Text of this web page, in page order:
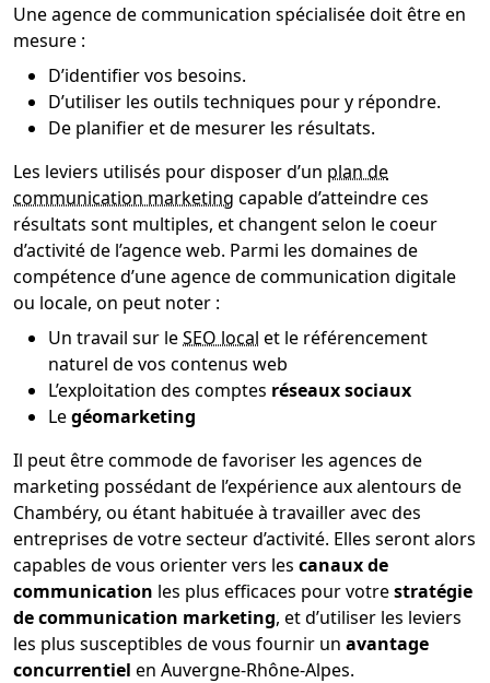
Une agence de communication spécialisée doit être en
mesure :
D’identifier vos besoins.
D’utiliser les outils techniques pour y répondre.
De planifier et de mesurer les résultats.
Les leviers utilisés pour disposer d’un plan de
communication marketing capable d’atteindre ces
résultats sont multiples, et changent selon le coeur
d’activité de l’agence web. Parmi les domaines de
compétence d’une agence de communication digitale
ou locale, on peut noter :
Un travail sur leSEO local et le référencement
naturel de vos contenus web
L’exploitation des comptes réseaux sociaux
Legéomarketing
Il peut être commode de favoriser les agences de
marketing possédant de l’expérience aux alentours de
Chambéry, ou étant habituée à travailler avec des
entreprises de votre secteur d’activité. Elles seront alors
capables de vous orienter vers les canaux de
communication les plus efficaces pour votrestratégie
de communication marketing, et d’utiliser les leviers
les plus susceptibles de vous fournir un avantage
concurrentiel en Auvergne-Rhône-Alpes.